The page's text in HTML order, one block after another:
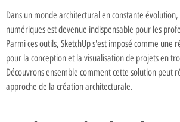
Dans un monde architectural en constante
numériques est devenue indispensable pour les
Parmi ces outils, SketchUp s'est imposé comme une
pour la conception et la visualisation de projets en
Découvrons ensemble comment cette solution peut
approche de la création architecturale.